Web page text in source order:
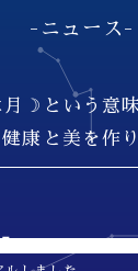
-ニュース-
☽という意
健康と美を作